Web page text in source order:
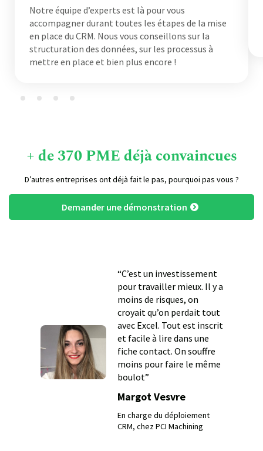
Notre équipe d’experts est là pour vous
accompagner durant toutes les étapes de la mise
en place du CRM. Nous vous conseillons sur la
structuration des données, sur les processus à
mettre en place et bien plus encore !
+ de 370 PME déjà convaincues
D’autres entreprises ont déjà fait le pas, pourquoi pas vous ?
Demander une démonstration
“C’est un investissement
pour travailler mieux. Il y a
moins de risques, on
croyait qu’on perdait tout
avec Excel. Tout est inscrit
et facile à lire dans une
fiche contact. On souffre
moins pour faire le même
boulot”
Margot Vesvre
En charge du déploiement
CRM, chez PCI Machining